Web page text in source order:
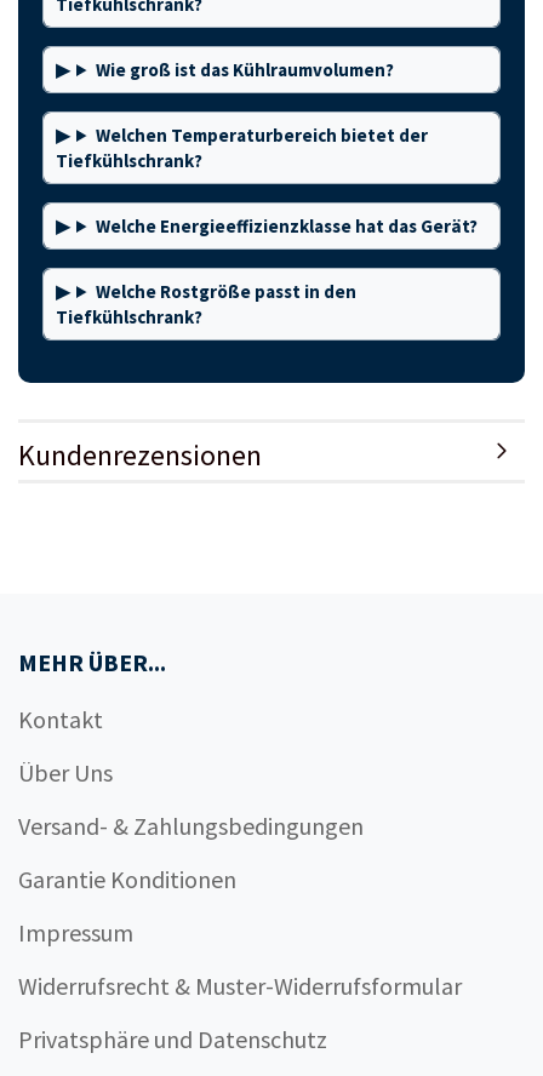
Wie groß ist das Kühlraumvolumen?
Welchen Temperaturbereich bietet der
Tiefkühlschrank?
Welche Energieeffizienzklasse hat das Gerät?
Welche Rostgröße passt in den
Tiefkühlschrank?
Kundenrezensionen
MEHR ÜBER...
Kontakt
Über Uns
Versand- & Zahlungsbedingungen
Garantie Konditionen
Impressum
Widerrufsrecht & Muster-Widerrufsformular
Privatsphäre und Datenschutz